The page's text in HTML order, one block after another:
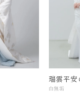
瑞雲平安
白無垢